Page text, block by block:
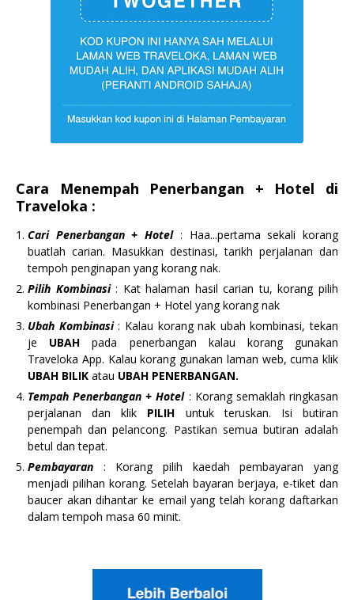
Cara Menempah Penerbangan + Hotel di
Traveloka :
Cari Penerbangan + Hotel: Haa...pertama sekali korang
buatlah carian. Masukkan destinasi, tarikh perjalanan dan
tempoh penginapan yang korang nak.
Pilih Kombinasi: Kat halaman hasil carian tu, korang pilih
kombinasi Penerbangan + Hotel yang korang nak
Ubah Kombinasi: Kalau korang nak ubah kombinasi, tekan
je UBAH pada penerbangan kalau korang gunakan
Traveloka App. Kalau korang gunakan laman web, cuma klik
UBAH BILIK atau UBAH PENERBANGAN.
Tempah Penerbangan + Hotel: Korang semaklah ringkasan
perjalanan dan klik PILIH untuk teruskan. Isi butiran
penempah dan pelancong. Pastikan semua butiran adalah
betul dan tepat.
Pembayaran : Korang pilih kaedah pembayaran yang
menjadi pilihan korang. Setelah bayaran berjaya, e-tiket dan
baucer akan dihantar ke email yang telah korang daftarkan
dalam tempoh masa 60 minit.